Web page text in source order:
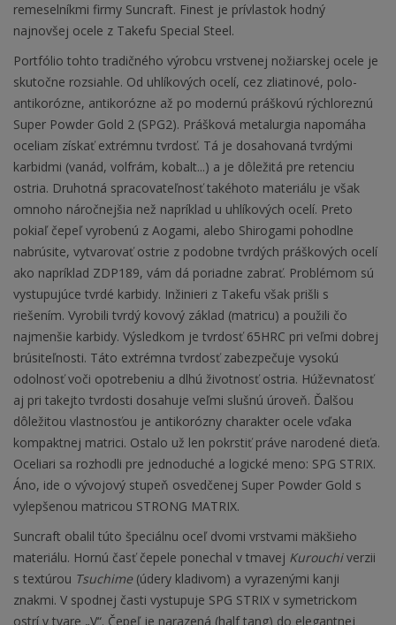
remeselníkmi firmy Suncraft. Finest je prívlastok hodný
najnovšej ocele z Takefu Special Steel.
Portfólio tohto tradičného výrobcu vrstvenej nožiarskej ocele je
skutočne rozsiahle. Od uhlíkových ocelí, cez zliatinové, polo-
antikorózne, antikorózne až po modernú práškovú rýchloreznú
Super Powder Gold 2 (SPG2). Prášková metalurgia napomáha
oceliam získať extrémnu tvrdosť. Tá je dosahovaná tvrdými
karbidmi (vanád, volfrám, kobalt...) a je dôležitá pre retenciu
ostria. Druhotná spracovateľnosť takéhoto materiálu je však
omnoho náročnejšia než napríklad u uhlíkových ocelí. Preto
pokiaľ čepeľ vyrobenú z Aogami, alebo Shirogami pohodlne
nabrúsite, vytvarovať ostrie z podobne tvrdých práškových ocelí
ako napríklad ZDP189, vám dá poriadne zabrať. Problémom sú
vystupujúce tvrdé karbidy. Inžinieri z Takefu však prišli s
riešením. Vyrobili tvrdý kovový základ (matricu) a použili čo
najmenšie karbidy. Výsledkom je tvrdosť 65HRC pri veľmi dobrej
brúsiteľnosti. Táto extrémna tvrdosť zabezpečuje vysokú
odolnosť voči opotrebeniu a dlhú životnosť ostria. Húževnatosť
aj pri takejto tvrdosti dosahuje veľmi slušnú úroveň. Ďalšou
dôležitou vlastnosťou je antikorózny charakter ocele vďaka
kompaktnej matrici. Ostalo už len pokrstiť práve narodené dieťa.
Oceliari sa rozhodli pre jednoduché a logické meno: SPG STRIX.
Áno, ide o vývojový stupeň osvedčenej Super Powder Gold s
vylepšenou matricou STRONG MATRIX.
Suncraft obalil túto špeciálnu oceľ dvomi vrstvami mäkšieho
materiálu. Hornú časť čepele ponechal v tmavej Kurouchiverzii
s textúrou Tsuchime(údery kladivom) a vyrazenými kanji
znakmi. V spodnej časti vystupuje SPG STRIX v symetrickom
ostrí v tvare „V“. Čepeľ je narazená (half tang) do elegantnej